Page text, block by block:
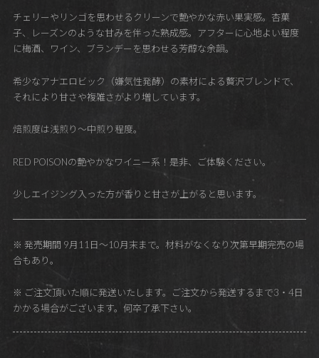
チェリーやリンゴを思わせるクリーンで艶やかな赤い果実感。杏菓
子、レーズンのような甘みを伴った熟成感。アフターに心地よい程度
に梅酒、ワイン、ブランデーを思わせる芳醇な余韻。
希少なアナエロビック（嫌気性発酵）の素材による贅沢ブレンドで、
それにより甘さや複雑さがより増しています。
焙煎度は浅煎り～中煎り程度。
RED POISONの艶やかなワイニー系！是非、ご体験ください。
少しエイジング入った方が香りと甘さが上がると思います。
※ 発売期間 9月11日～10月末まで。材料がなくなり次第早期完売の場
合もあり。
※ ご注文頂いた順に発送いたします。ご注文から発送するまで3・4日
かかる場合がございます。何卒了承下さい。